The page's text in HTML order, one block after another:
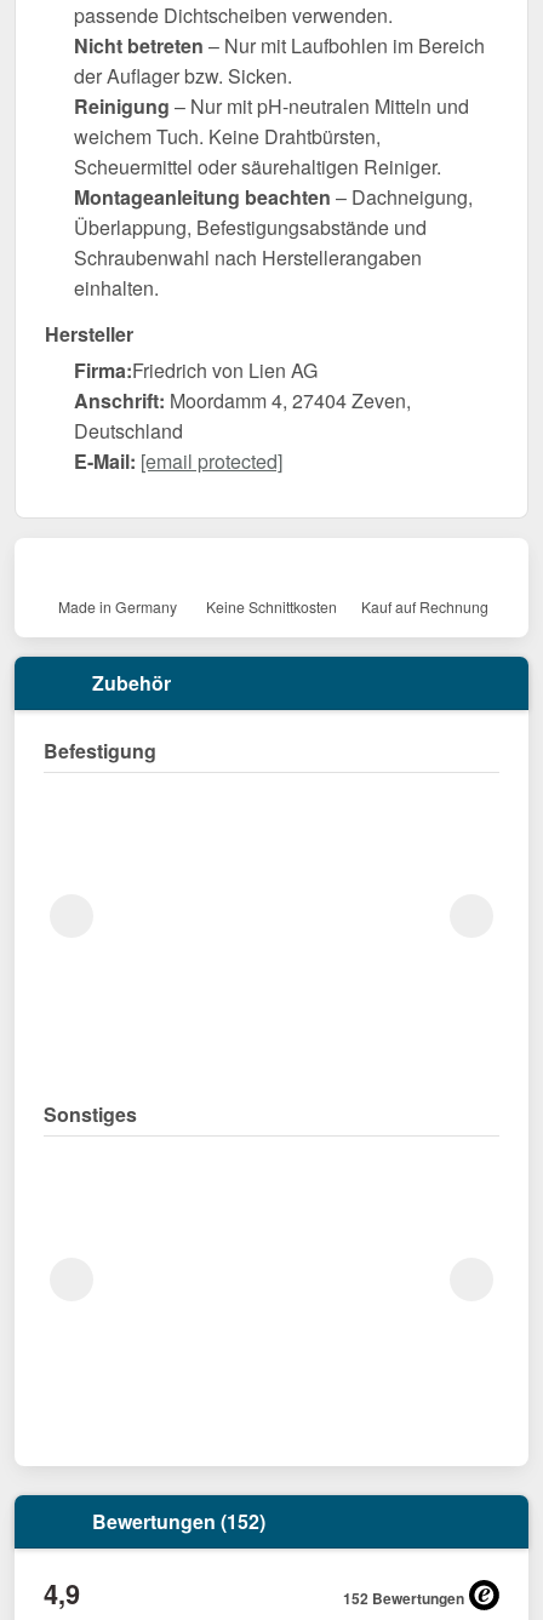
passende Dichtscheiben verwenden.
Nicht betreten – Nur mit Laufbohlen im Bereich
der Auflager bzw. Sicken.
Reinigung – Nur mit pH-neutralen Mitteln und
weichem Tuch. Keine Drahtbürsten,
Scheuermittel oder säurehaltigen Reiniger.
Montageanleitung beachten – Dachneigung,
Überlappung, Befestigungsabstände und
Schraubenwahl nach Herstellerangaben
einhalten.
Hersteller
Firma:Friedrich von Lien AG
Anschrift: Moordamm 4, 27404 Zeven,
Deutschland
E-Mail: [email protected]
Made in Germany Keine Schnittkosten Kauf auf Rechnung
Zubehör
Befestigung
Sonstiges
Bewertungen (152)
4,9 152 Bewertungen